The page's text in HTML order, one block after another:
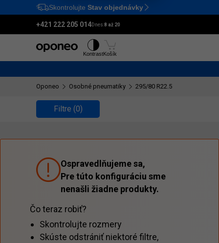
Ctrl M
Skontrolujte Stav objednávky
+421 222 205 014Dnes:8 až 20
KontrastKošík
Oponeo Osobné pneumatiky 295/80 R22.5
Filtre (0)
Ospravedlňujeme sa,
Pre túto konfiguráciu sme
nenašli žiadne produkty.
Čo teraz robiť?
Skontrolujte rozmery
Skúste odstrániť niektoré filtre,